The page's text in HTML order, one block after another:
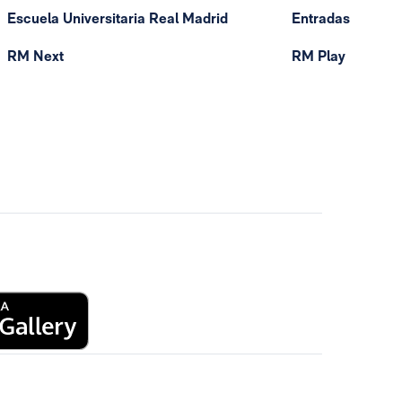
Escuela Universitaria Real Madrid
RM Next
Entradas
RM Play